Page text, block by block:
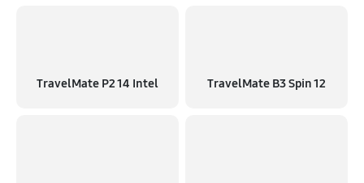
TravelMate P2 14 Intel TravelMate B3 Spin 12